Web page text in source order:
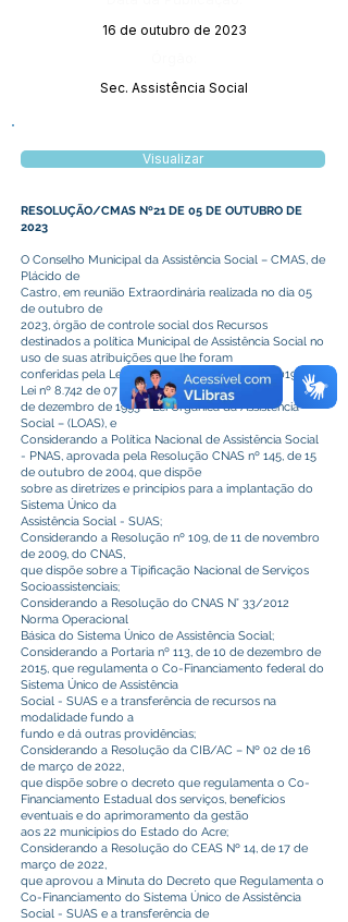
16 de outubro de 2023
Sec. Assistência Social
Visualizar
RESOLUÇÃO/CMAS Nº21 DE 05 DE OUTUBRO DE
2023
O Conselho Municipal da Assistência Social – CMAS, de
Plácido de
Castro, em reunião Extraordinária realizada no dia 05
de outubro de
2023, órgão de controle social dos Recursos
destinados a política Municipal de Assistência Social no
uso de suas atribuições que lhe foram
conferidas pela Lei 660 de 15 de outubro de 2019, e a
Lei nº 8.742 de 07
de dezembro de 1993 - Lei Orgânica da Assistência
Social – (LOAS), e
Considerando a Política Nacional de Assistência Social
- PNAS, aprovada pela Resolução CNAS nº 145, de 15
de outubro de 2004, que dispõe
sobre as diretrizes e princípios para a implantação do
Sistema Único da
Assistência Social - SUAS;
Considerando a Resolução nº 109, de 11 de novembro
de 2009, do CNAS,
que dispõe sobre a Tipificação Nacional de Serviços
Socioassistenciais;
Considerando a Resolução do CNAS N° 33/2012
Norma Operacional
Básica do Sistema Único de Assistência Social;
Considerando a Portaria nº 113, de 10 de dezembro de
2015, que regulamenta o Co-Financiamento federal do
Sistema Único de Assistência
Social - SUAS e a transferência de recursos na
modalidade fundo a
fundo e dá outras providências;
Considerando a Resolução da CIB/AC – Nº 02 de 16
de março de 2022,
que dispõe sobre o decreto que regulamenta o Co-
Financiamento Estadual dos serviços, benefícios
eventuais e do aprimoramento da gestão
aos 22 municípios do Estado do Acre;
Considerando a Resolução do CEAS Nº 14, de 17 de
março de 2022,
que aprovou a Minuta do Decreto que Regulamenta o
Co-Financiamento do Sistema Único de Assistência
Social - SUAS e a transferência de